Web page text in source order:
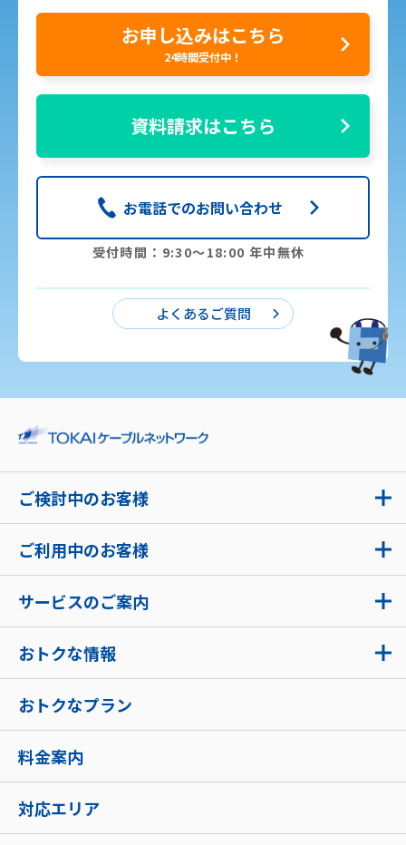
お申し込みはこちら
24時間受付中！
資料請求はこちら
お電話でのお問い合わせ
受付時間：9:30〜18:00 年中無休
よくあるご質問
ご検討中のお客様
ご利用中のお客様
サービスのご案内
おトクな情報
おトクなプラン
料金案内
対応エリア